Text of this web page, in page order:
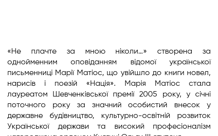
«Не плачте за мною ніколи…» створена за
однойменним оповіданням відомої української
письменниці Марії Матіос, що увійшло до книги новел,
нарисів і поезій «Нація». Марія Матіос стала
лауреатом Шевченківської премії 2005 року, у січні
поточного року за значний особистий внесок у
державне будівництво, культурно-освітній розвиток
Української держави та високий професіоналізм